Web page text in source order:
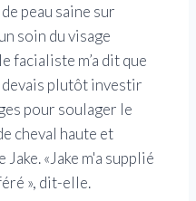
peau saine sur
soin du visage
facialiste m’a dit que
devais plutôt investir
pour soulager le
cheval haute et
«Jake m'a supplié
», dit-elle.